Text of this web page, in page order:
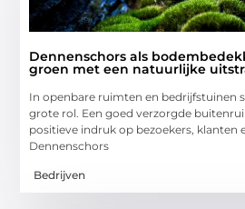
Dennenschors als
groen met een natuurlijke
In openbare ruimten en bedrijfstuinen
grote rol. Een goed verzorgde
positieve indruk op bezoekers, klanten
Dennenschors
Bedrijven